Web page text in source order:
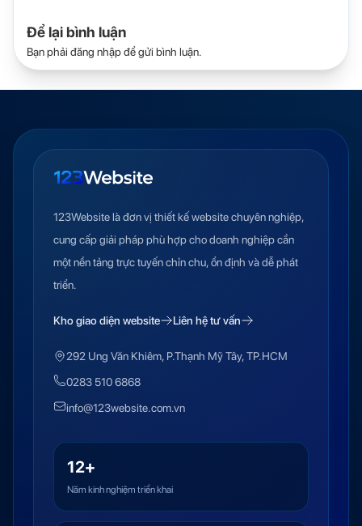
Để lại bình luận
Bạn phải đăng nhậpđể gửi bình luận.
123Website là đơn vị thiết kế website chuyên nghiệp,
cung cấp giải pháp phù hợp cho doanh nghiệp cần
một nền tảng trực tuyến chỉn chu, ổn định và dễ phát
triển.
Kho giao diện website Liên hệ tư vấn
292 Ung Văn Khiêm, P.Thạnh Mỹ Tây, TP.HCM
0283 510 6868
info@123website.com.vn
12+
Năm kinh nghiệm triển khai